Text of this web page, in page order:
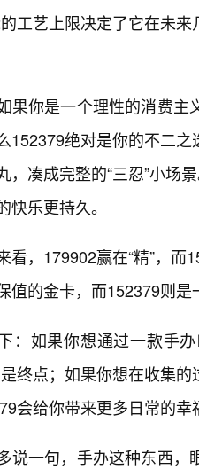
工艺上限决定了它在未
果你是一个理性的消费
152379绝对是你的不二
，凑成完整的“三忍”小场
快乐更持久。
看，179902赢在“精”，而
值的金卡，而152379则
：如果你想通过一款手
终点；如果你想在收集
会给你带来更多日常的幸
说一句，手办这种东西，